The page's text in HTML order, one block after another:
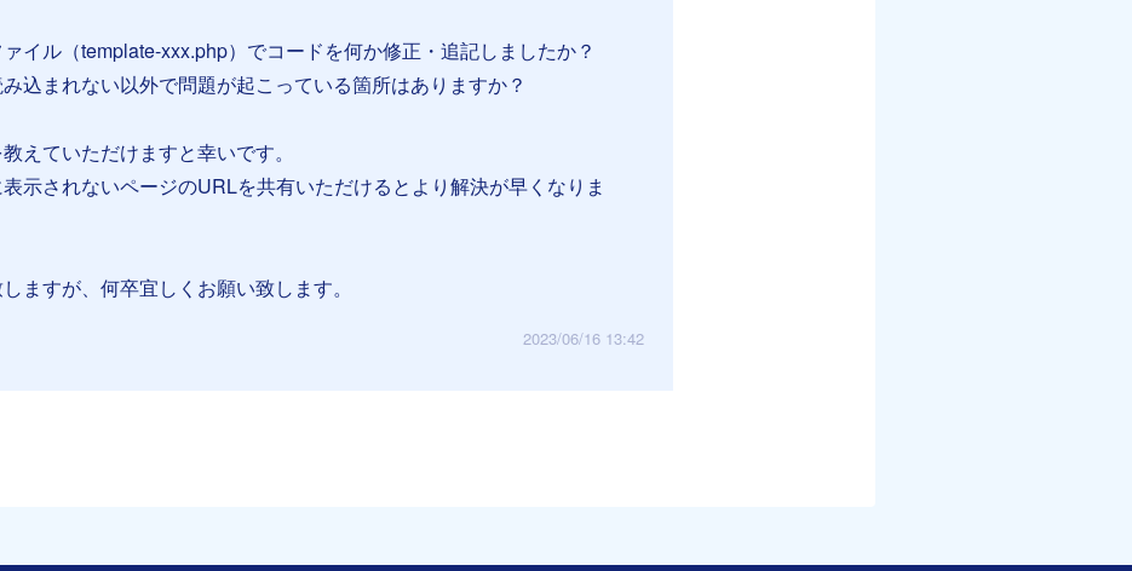
イル（template-xxx.php）でコードを何か修正・追記しましたか？
込まれない以外で問題が起こっている箇所はありますか？
えていただけますと幸いです。
示されないページのURLを共有いただけるとより解決が早くなりま
ますが、何卒宜しくお願い致します。
2023/06/16 13:42